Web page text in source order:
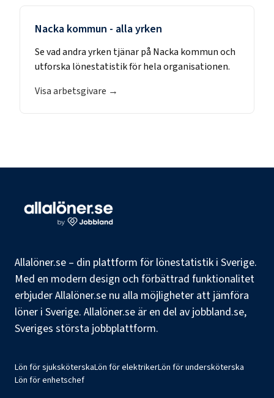
Nacka kommun - alla yrken
Se vad andra yrken tjänar på Nacka kommunoch
utforska lönestatistik för hela organisationen.
Visa arbetsgivare →
Allalöner.se – din plattform för lönestatistik i Sverige.
Med en modern design och förbättrad funktionalitet
erbjuder Allalöner.se nu alla möjligheter att jämföra
löner i Sverige. Allalöner.se är en del av jobbland.se,
Sveriges största jobbplattform.
Lön för sjuksköterskaLön för elektrikerLön för undersköterska
Lön för enhetschef